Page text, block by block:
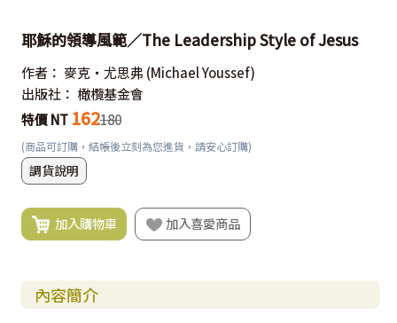
耶穌的領導風範／The Leadership Style of Jesus
作者： 麥克‧尤思弗 (Michael Youssef)
出版社： 橄欖基金會
特價 NT 162180
(商品可訂購，結帳後立刻為您進貨，請安心訂購)
調貨說明
加入購物車 加入喜愛商品
內容簡介